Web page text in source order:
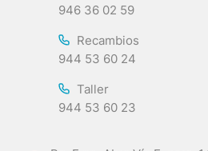
946 36 02 59
Recambios
944 53 60 24
Taller
944 53 60 23